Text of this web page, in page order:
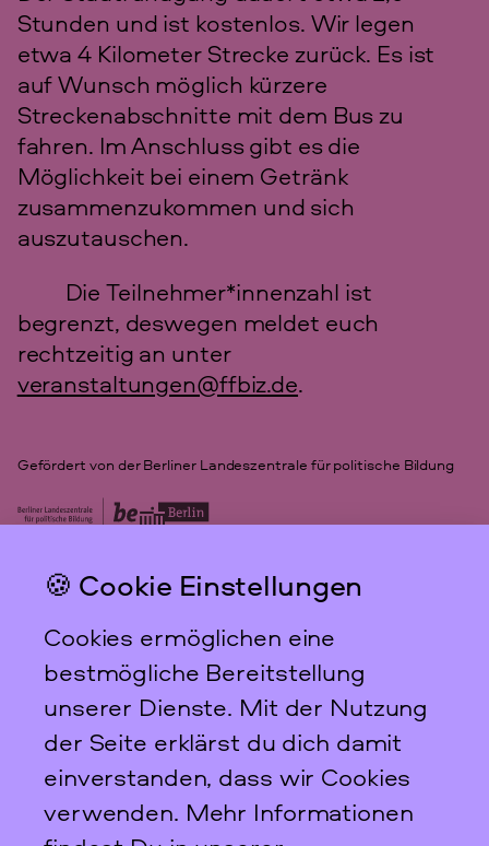
Stunden und ist kostenlos. Wir legen
etwa 4 Kilometer Strecke zurück. Es ist
auf Wunsch möglich kürzere
Streckenabschnitte mit dem Bus zu
fahren. Im Anschluss gibt es die
Möglichkeit bei einem Getränk
zusammenzukommen und sich
auszutauschen.
Die Teilnehmer*innenzahl ist
begrenzt, deswegen meldet euch
rechtzeitig an unter
veranstaltungen@ffbiz.de.
Gefördert von der Berliner Landeszentrale für politische Bildung
Das feministische
Newsletter
Scharnweberstraße 31
10247 Berlin
🍪 Cookie Einstellungen
Cookies ermöglichen eine
bestmögliche Bereitstellung
unserer Dienste. Mit der Nutzung
der Seite erklärst du dich damit
einverstanden, dass wir Cookies
verwenden. Mehr Informationen